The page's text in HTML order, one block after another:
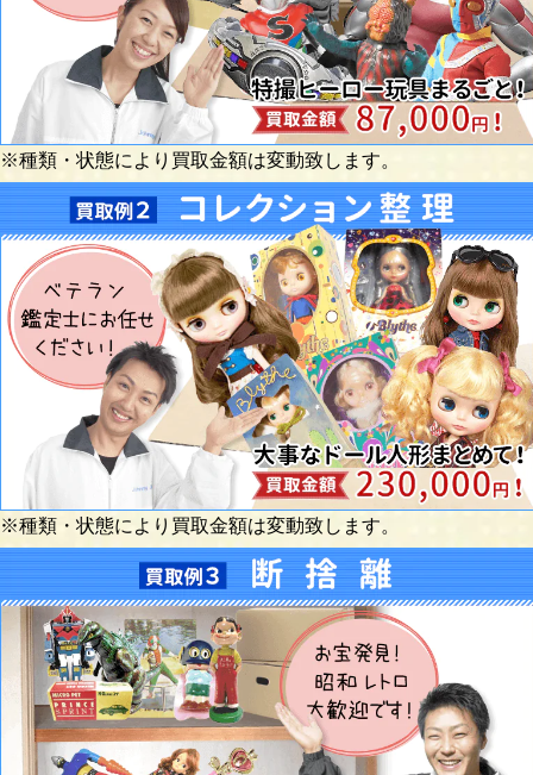
※種類・状態により買取金額は変動致します。
※種類・状態により買取金額は変動致します。